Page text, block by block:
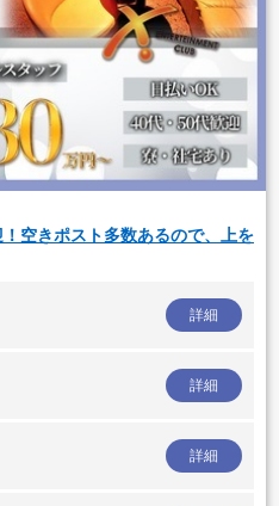
空きポスト多数あるので、上を
詳細
詳細
詳細